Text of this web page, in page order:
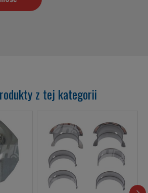
z tej kategorii